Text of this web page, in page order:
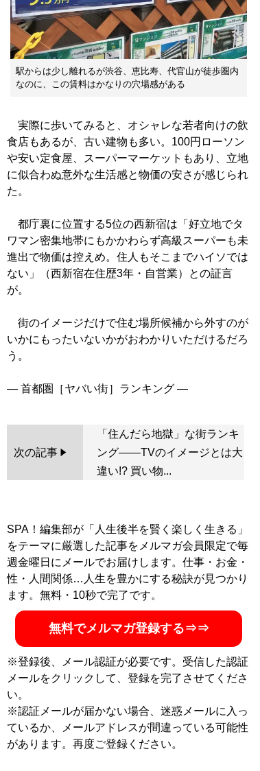
駅からは少し離れるが渋谷、恵比寿、代官山が徒歩圏内
なのに、この賃料はかなりの穴場感がある
実際に歩いてみると、オシャレな若者向けの飲
食店もあるが、古い建物も多い。100円ローソン
や安い定食屋、スーパーマーケットもあり、立地
に似合わぬ意外な生活感と物価の安さが感じられ
た。
都庁裏に位置する5位の西新宿は「好立地でタ
ワマン密集地帯にもかかわらず高級スーパーも未
進出で物価は控えめ。住人もそこまでハイソでは
ない」（西新宿在住歴3年・自営業）との証言
が。
街のイメージだけで住む場所候補から外すのが
いかにもったいないかがおわかりいただけるだろ
う。
次の記事
「住んだら地獄」な街ランキ
ング――TVのイメージとは大
違い!? 買い物...
SPA！編集部が「人生後半を賢く楽しく生きる」
をテーマに厳選した記事をメルマガ会員限定で毎
週金曜日にメールでお届けします。仕事・お金・
性・人間関係…人生を豊かにする秘訣が見つかり
ます。無料・10秒で完了です。
無料でメルマガ登録する⇒⇒
※登録後、メール認証が必要です。受信した認証
メールをクリックして、登録を完了させてくださ
い。
※認証メールが届かない場合、迷惑メールに入っ
ているか、メールアドレスが間違っている可能性
があります。再度ご登録ください。